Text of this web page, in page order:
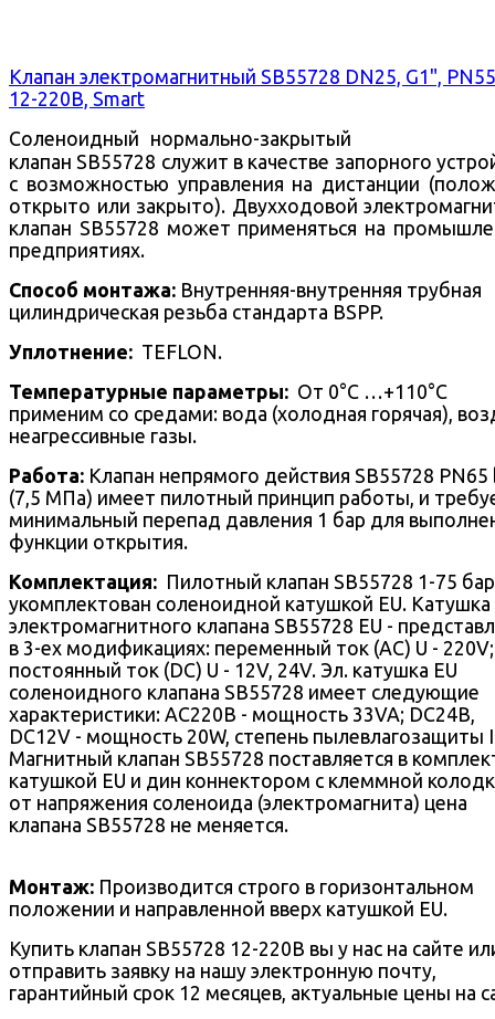
Клапан электромагнитный SB55728 DN25, G1",
12-220В, Smart
Соленоидный нормально-закрытый
клапан SB55728 служит в качестве запорного
с возможностью управления на дистанции
открыто или закрыто). Двухходовой
клапан SB55728 может применяться на
предприятиях.
Способ монтажа: Внутренняя-внутренняя трубная
цилиндрическая резьба стандарта BSPP.
Уплотнение: TEFLON.
Температурные параметры: От 0°С …+110°С
применим со средами: вода (холодная горячая),
неагрессивные газы.
Работа: Клапан непрямого действия SB55728 PN65
(7,5 МПа) имеет пилотный принцип работы, и
минимальный перепад давления 1 бар для
функции открытия.
Комплектация: Пилотный клапан SB55728 1-75 бар
укомплектован соленоидной катушкой EU. Катушка
электромагнитного клапана SB55728 EU -
в 3-ех модификациях: переменный ток (AC) U - 220V;
постоянный ток (DC) U - 12V, 24V. Эл. катушка EU
соленоидного клапана SB55728 имеет следующие
характеристики: AC220В - мощность 33VA; DC24В,
DC12V - мощность 20W, степень пылевлагозащиты
Магнитный клапан SB55728 поставляется в
катушкой EU и дин коннектором с клеммной
от напряжения соленоида (электромагнита) цена
клапана SB55728 не меняется.
Монтаж: Производится строго в горизонтальном
положении и направленной вверх катушкой EU.
Купить клапан SB55728 12-220В вы у нас на сайте
отправить заявку на нашу электронную почту,
гарантийный срок 12 месяцев, актуальные цены на